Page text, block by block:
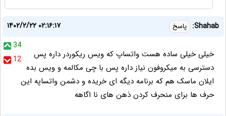
Shahab: پاسخ
۱۴۰۲/۲/۲۲ ۰۲:۱۶:۱۷
34
12
خیلی خیلی ساده هست واتساپ که ویس ریکوردر داره پس
دسترسی به میکروفون نیاز داره پس با چی مکالمه و ویس بده
ایلان ماسک هم که برنامه دیگه ای خریده و دشمن واتساپه این
حرف ها برای منحرف کردن ذهن های نا اگاهه